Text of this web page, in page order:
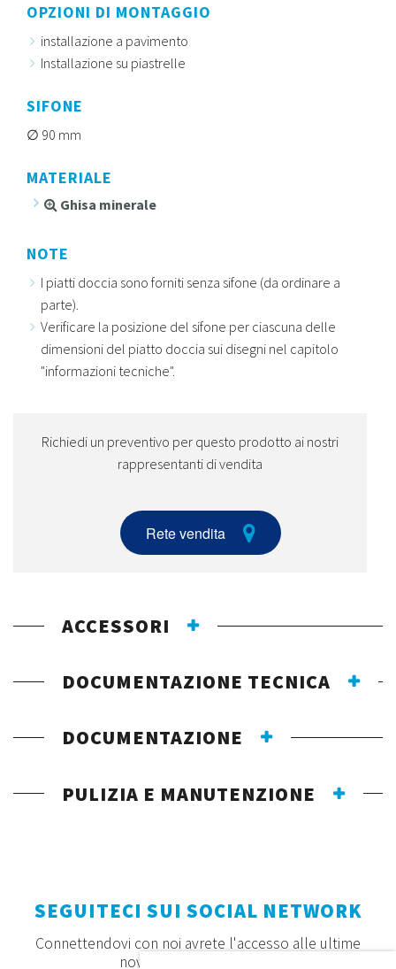
OPZIONI DI MONTAGGIO
installazione a pavimento
Installazione su piastrelle
SIFONE
90 mm
MATERIALE
Ghisa minerale
NOTE
I piatti doccia sono forniti senza sifone (da ordinare a
parte).
Verificare la posizione del sifone per ciascuna delle
dimensioni del piatto doccia sui disegni nel capitolo
"informazioni tecniche".
Richiedi un preventivo per questo prodotto ai nostri
rappresentanti di vendita
Rete vendita
ACCESSORI
DOCUMENTAZIONE TECNICA
DOCUMENTAZIONE
PULIZIA E MANUTENZIONE
SEGUITECI SUI SOCIAL NETWORK
Connettendovi con noi avrete l'accesso alle ultime
novità, offerte e prodotti